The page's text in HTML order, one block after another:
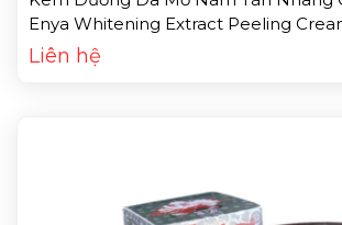
Enya Whitening Extract Peeling
Liên hệ